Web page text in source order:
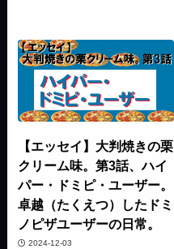
【エッセイ】大判焼きの栗
クリーム味。第3話、ハイ
パー・ドミピ・ユーザー。
卓越（たくえつ）したドミ
ノピザユーザーの日常。
2024-12-03